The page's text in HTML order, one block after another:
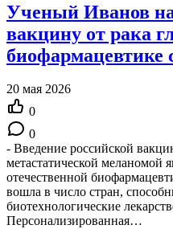
Ученый Иванов
вакцину от рака
биофармацевтике
20 мая 2026
0
0
- Введение российской
метастатической меланомой
отечественной
вошла в число стран,
биотехнологические
Персонализированная…